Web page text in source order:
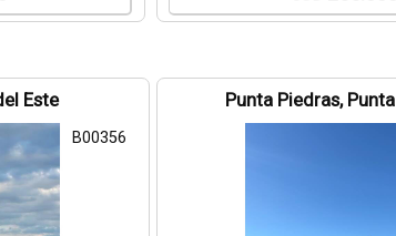
Este
B00356
Punta Piedras,